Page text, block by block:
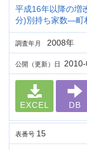
平成16年以降の増
分)別持ち家数―町
調査年月 2008年
公開（更新）日
EXCEL DB
表番号 15